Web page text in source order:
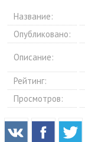
Название:
Опубликовано:
Описание:
Рейтинг:
Просмотров: